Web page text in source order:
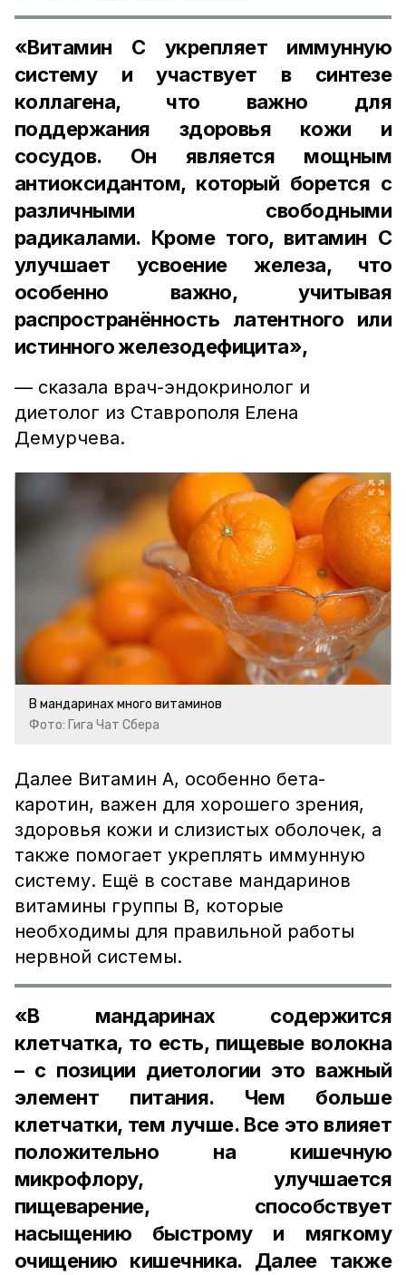
«Витамин C укрепляет иммунную
систему и участвует в синтезе
коллагена, что важно для
поддержания здоровья кожи и
сосудов. Он является мощным
антиоксидантом, который борется с
различными свободными
радикалами. Кроме того, витамин C
улучшает усвоение железа, что
особенно важно, учитывая
распространённость латентного или
истинного железодефицита»,
–– сказала врач-эндокринолог и
диетолог из Ставрополя Елена
Демурчева.
В мандаринах много витаминов
Фото: Гига Чат Сбера
Далее Витамин А, особенно бета-
каротин, важен для хорошего зрения,
здоровья кожи и слизистых оболочек, а
также помогает укреплять иммунную
систему. Ещё в составе мандаринов
витамины группы В, которые
необходимы для правильной работы
нервной системы.
«В мандаринах содержится
клетчатка, то есть, пищевые волокна
– с позиции диетологии это важный
элемент питания. Чем больше
клетчатки, тем лучше. Все это влияет
положительно на кишечную
микрофлору, улучшается
пищеварение, способствует
насыщению быстрому и мягкому
очищению кишечника. Далее также